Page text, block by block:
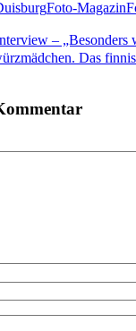
Foto-Magazin
–
Das